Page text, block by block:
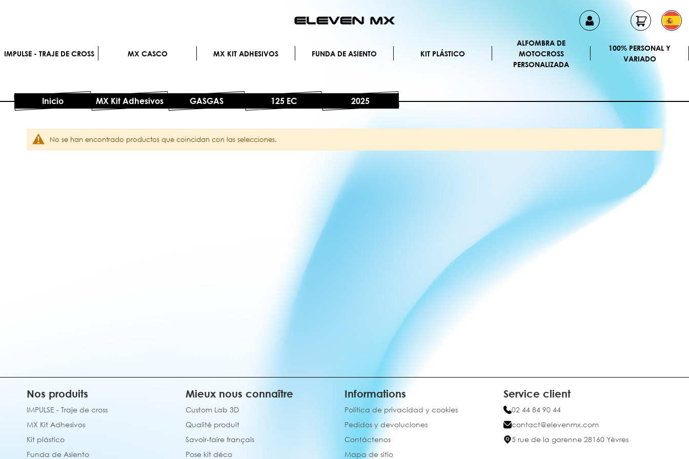
al
IMPULSE - TRAJE DE CROSS MX CASCO MX KIT ADHESIVOS FUNDA DE ASIENTO KIT PLÁSTICO
ALFOMBRA DE
MOTOCROSS
PERSONALIZADA
100% PERSONAL Y
VARIADO
Inicio MX Kit Adhesivos GASGAS 125 EC 2025
No se han encontrado productos que coincidan con las selecciones.
Nos produits
IMPULSE - Traje de cross
MX Kit Adhesivos
Kit plástico
Funda de Asiento
Mieux nous connaître
Custom Lab 3D
Qualité produit
Savoir-faire français
Pose kit déco
Informations
Política de privacidad y cookies
Pedidos y devoluciones
Contáctenos
Mapa de sitio
Service client
02 44 84 90 44
contact@elevenmx.com
5 rue de la garenne 28160 Yèvres